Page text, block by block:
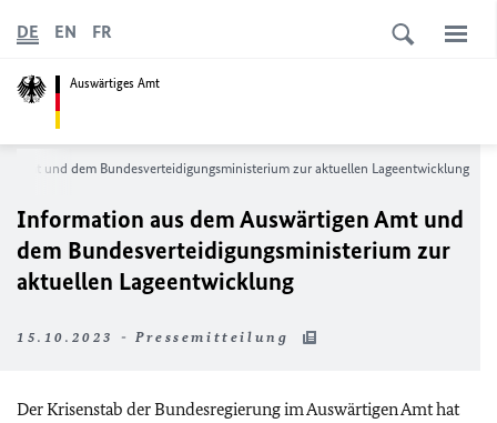
Auswärtiges Amt
DE EN FR
Amt und dem Bundesverteidigungsministerium zur aktuellen Lageentwicklung
Information aus dem Auswärtigen Amt und
dem Bundesverteidigungsministerium zur
aktuellen Lageentwicklung
15.10.2023 - Pressemitteilung
Der Krisenstab der Bundesregierung im Auswärtigen Amt hat